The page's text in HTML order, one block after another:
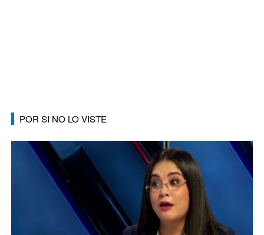
POR SI NO LO VISTE